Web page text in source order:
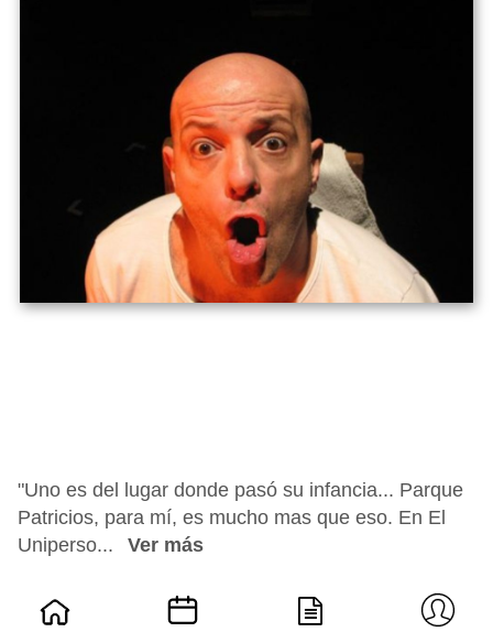
"Uno es del lugar donde pasó su infancia... Parque
Patricios, para mí, es mucho mas que eso. En El
Uniperso...
Ver más